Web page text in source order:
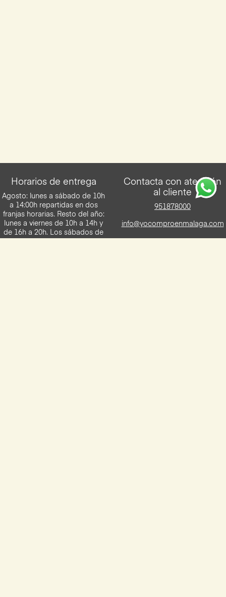
Horarios de entrega
Agosto: lunes a sábado de 10h
a 14:00h repartidas en dos
franjas horarias. Resto del año:
lunes a viernes de 10h a 14h y
de 16h a 20h. Los sábados de
Contacta con atención
al cliente
951878000
info@yocomproenmalaga.com